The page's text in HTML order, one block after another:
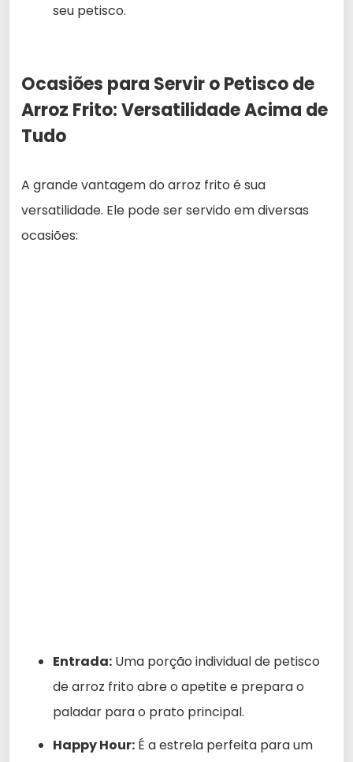
seu petisco.
Ocasiões para Servir o Petisco de
Arroz Frito: Versatilidade Acima de
Tudo
A grande vantagem do arroz frito é sua
versatilidade. Ele pode ser servido em diversas
ocasiões:
Entrada: Uma porção individual de petisco
de arroz frito abre o apetite e prepara o
paladar para o prato principal.
Happy Hour: É a estrela perfeita para um